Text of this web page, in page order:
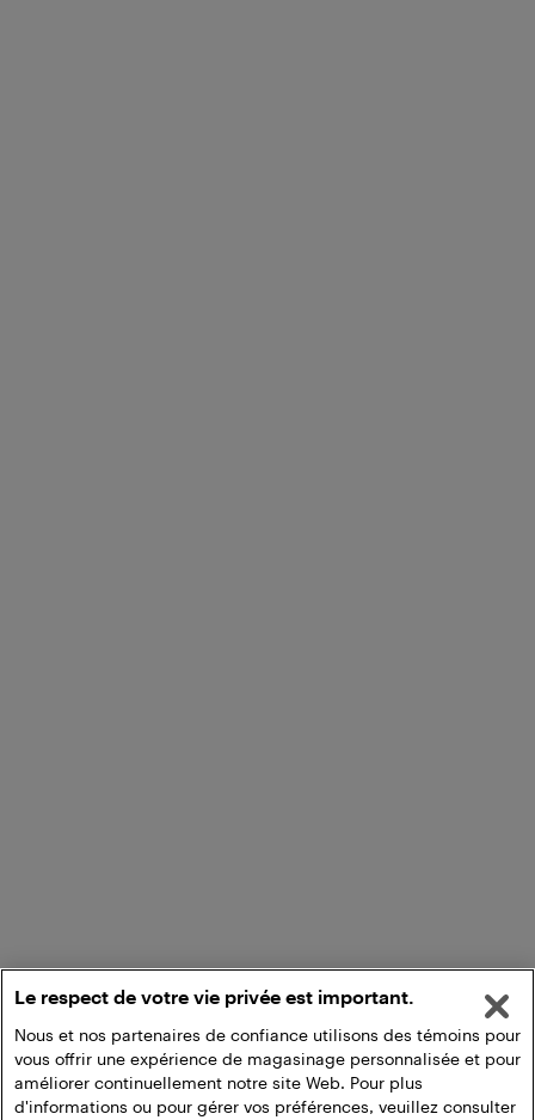
Le respect de votre vie privée est important.
Nous et nos partenaires de confiance utilisons des témoins pour
vous offrir une expérience de magasinage personnalisée et pour
améliorer continuellement notre site Web. Pour plus
d'informations ou pour gérer vos préférences, veuillez consulter